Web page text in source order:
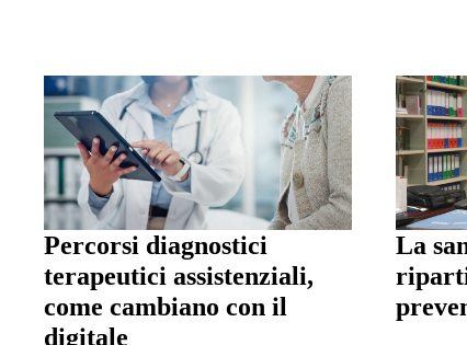
Percorsi diagnostici
terapeutici assistenziali,
come cambiano con il
digitale
La